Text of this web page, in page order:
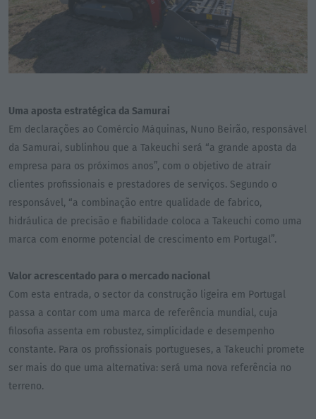
Uma aposta estratégica da Samurai
Em declarações ao Comércio Máquinas, Nuno Beirão, responsável
da Samurai, sublinhou que a Takeuchi será “a grande aposta da
empresa para os próximos anos”, com o objetivo de atrair
clientes profissionais e prestadores de serviços. Segundo o
responsável, “a combinação entre qualidade de fabrico,
hidráulica de precisão e fiabilidade coloca a Takeuchi como uma
marca com enorme potencial de crescimento em Portugal”.
Valor acrescentado para o mercado nacional
Com esta entrada, o sector da construção ligeira em Portugal
passa a contar com uma marca de referência mundial, cuja
filosofia assenta em robustez, simplicidade e desempenho
constante. Para os profissionais portugueses, a Takeuchi promete
ser mais do que uma alternativa: será uma nova referência no
terreno.